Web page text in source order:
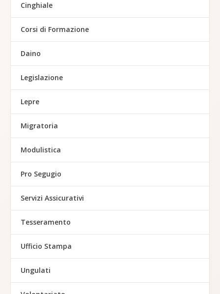
Cinghiale
Corsi di Formazione
Daino
Legislazione
Lepre
Migratoria
Modulistica
Pro Segugio
Servizi Assicurativi
Tesseramento
Ufficio Stampa
Ungulati